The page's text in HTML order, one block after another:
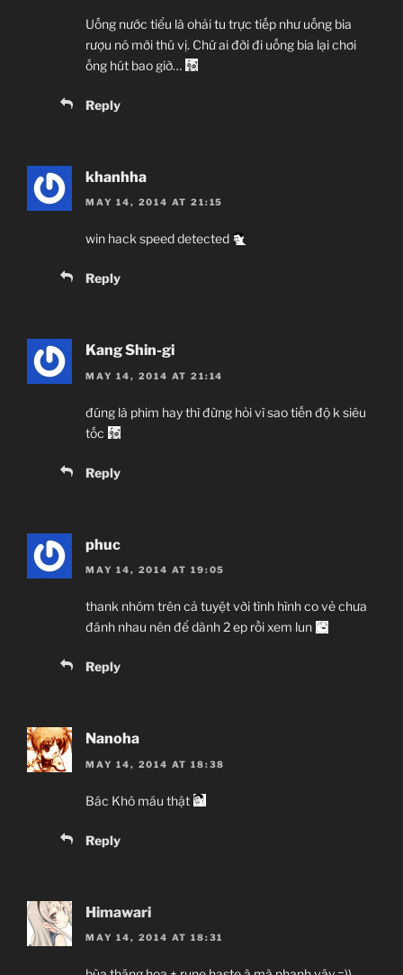
Uống nước tiểu là ohải tu trực tiếp như uống bia
rượu nó mới thú vị. Chứ ai đời đi uống bia lại chơi
ống hút bao giờ…
Reply
khanhha
MAY 14, 2014 AT 21:15
win hack speed detected
Reply
Kang Shin-gi
MAY 14, 2014 AT 21:14
đúng là phim hay thì đừng hỏi vì sao tiến độ k siêu
tốc
Reply
phuc
MAY 14, 2014 AT 19:05
thank nhóm trên cả tuyệt vời tình hình co vẻ chưa
đánh nhau nên để dành 2 ep rồi xem lun
Reply
Nanoha
MAY 14, 2014 AT 18:38
Bác Khô máu thật
Reply
Himawari
MAY 14, 2014 AT 18:31